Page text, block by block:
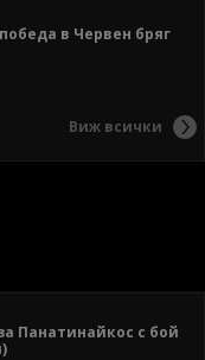
в Червен бряг
Виж всички
Панатинайкос с бой